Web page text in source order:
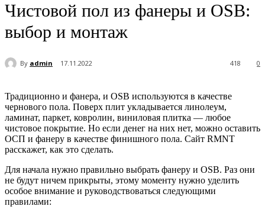
Чистовой пол из фанеры и OSB:
выбор и монтаж
By admin 17.11.2022 0
418
Традиционно и фанера, и OSB используются в качестве
чернового пола. Поверх плит укладывается линолеум,
ламинат, паркет, ковролин, виниловая плитка — любое
чистовое покрытие. Но если денег на них нет, можно оставить
ОСП и фанеру в качестве финишного пола. Сайт RMNT
расскажет, как это сделать.
Для начала нужно правильно выбрать фанеру и OSB. Раз они
не будут ничем прикрыты, этому моменту нужно уделить
особое внимание и руководствоваться следующими
правилами: